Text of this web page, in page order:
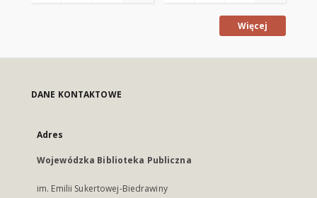
Więcej
DANE KONTAKTOWE
Adres
Wojewódzka Biblioteka Publiczna
im. Emilii Sukertowej-Biedrawiny